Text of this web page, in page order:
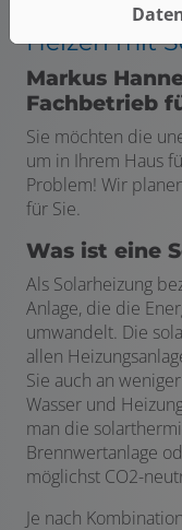
Heizen mit
Markus
Fachbetrieb
Sie möchten die
um in Ihrem Haus
Problem! Wir
für Sie.
Was ist eine
Als Solarheizung
Anlage, die die
umwandelt. Die
allen
Sie auch an
Wasser und
man die
Brennwertanlage
möglichst CO2-
Je nach